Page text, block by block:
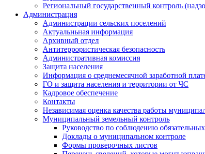
Региональный государственный контроль
Администрация
Администрации сельских поселений
Актуальньная информация
Архивный отдел
Антитеррористическая безопасность
Административная комиссия
Защита населения
Информация о среднемесячной заработной
ГО и защита населения и территории от ЧС
Кадровое обеспечение
Контакты
Независимая оценка качества работы
Муниципальный земельный контроль
Руководство по соблюдению
Доклады о муниципальном контроле
Формы проверочных листов